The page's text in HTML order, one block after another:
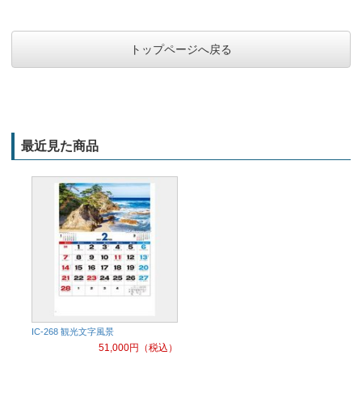
トップページへ戻る
最近見た商品
IC-268 観光文字風景
51,000円（税込）